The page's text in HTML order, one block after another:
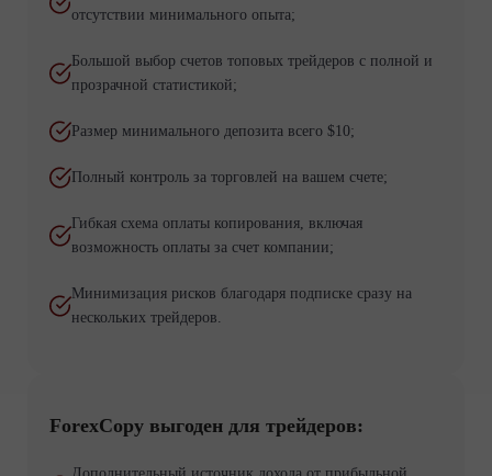
отсутствии минимального опыта;
Большой выбор счетов топовых трейдеров с полной и
прозрачной статистикой;
Размер минимального депозита всего $10;
Полный контроль за торговлей на вашем счете;
Гибкая схема оплаты копирования, включая
возможность оплаты за счет компании;
Минимизация рисков благодаря подписке сразу на
нескольких трейдеров.
ForexCopy выгоден для трейдеров: